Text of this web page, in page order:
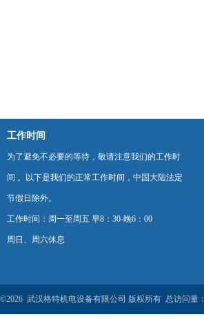
工作时间
为了避免不必要的等待，敬请注意我们的工作时
间 。以下是我们的正常工作时间，中国大陆法定
节假日除外。
工作时间：周一至周五 早8：30-晚6：00
周日、周六休息
©2026 武汉格特机电设备有限公司 版权所有 总访问量：